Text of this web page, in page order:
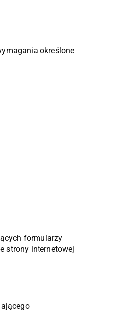
określone
formularzy
strony internetowej